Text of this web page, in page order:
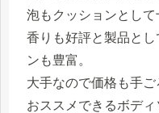
泡もクッションとして
香りも好評と製品と
ンも豊富。
大手なので価格も手
おススメできるボディ